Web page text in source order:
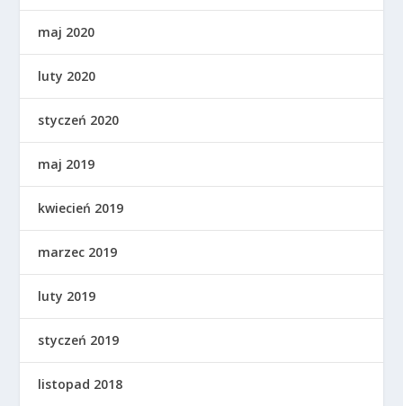
maj 2020
luty 2020
styczeń 2020
maj 2019
kwiecień 2019
marzec 2019
luty 2019
styczeń 2019
listopad 2018